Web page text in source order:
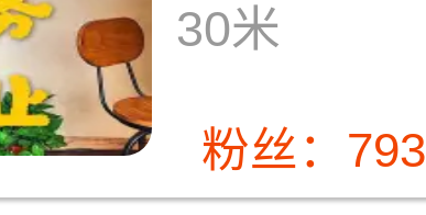
30米
粉丝：793